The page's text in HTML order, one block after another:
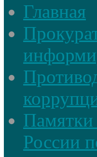
Главная
России